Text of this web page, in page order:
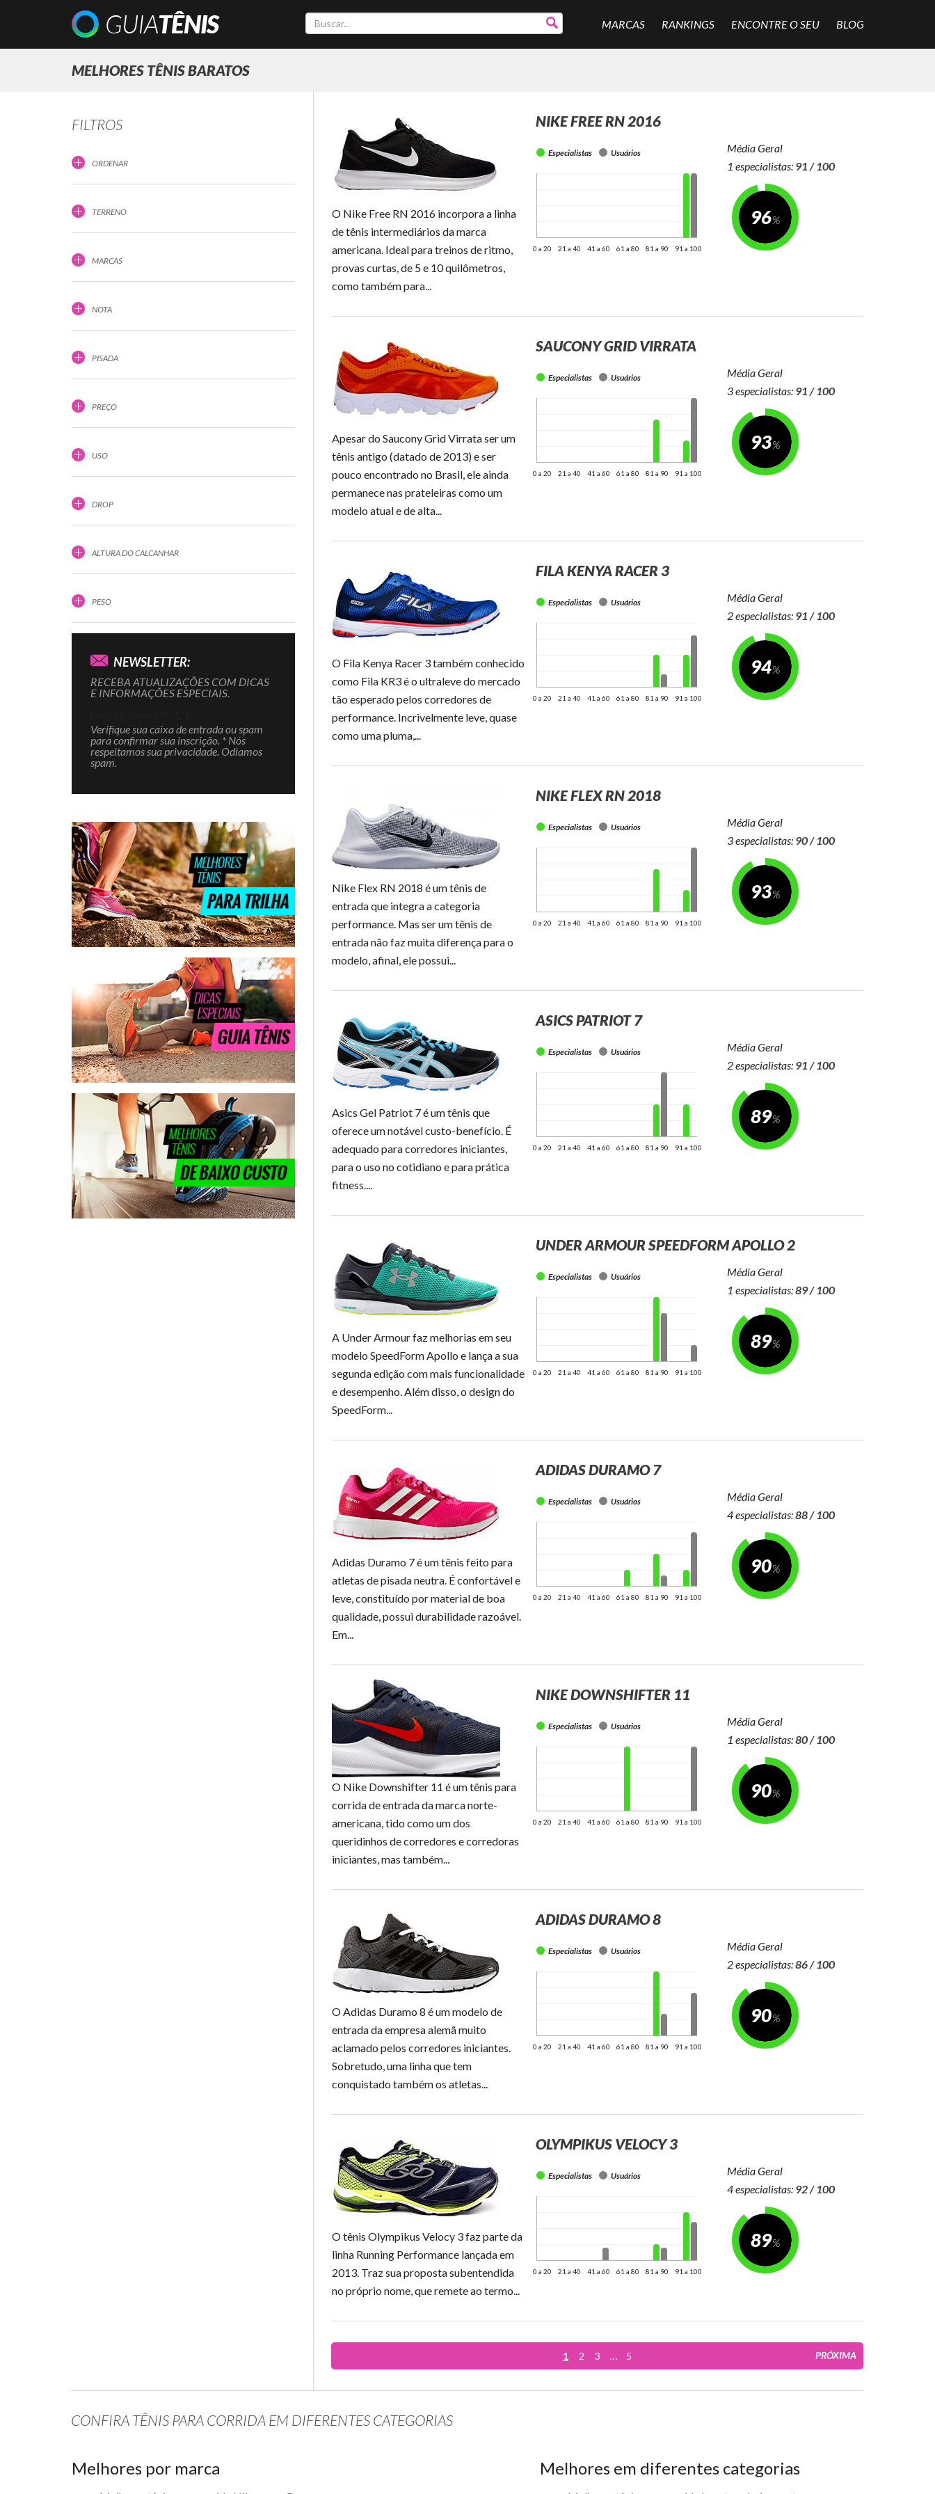
MARCAS RANKINGS ENCONTRE O SEU BLOG
MELHORES TÊNIS BARATOS
FILTROS
ORDENAR
TERRENO
MARCAS
NOTA
PISADA
PREÇO
USO
DROP
ALTURA DO CALCANHAR
PESO
NEWSLETTER:
RECEBA ATUALIZAÇÕES COM DICAS
E INFORMAÇÕES ESPECIAIS.
Verifique sua caixa de entrada ou spam
para confirmar sua inscrição. * Nós
respeitamos sua privacidade. Odiamos
spam.
O Nike Free RN 2016 incorpora a linha
de tênis intermediários da marca
americana. Ideal para treinos de ritmo,
provas curtas, de 5 e 10 quilômetros,
como também para...
NIKE FREE RN 2016
Especialistas Usuários
0 a 20 21 a 40 41 a 60 61 a 80 81 a 90 91 a 100
Média Geral
1 especialistas: 91 / 100
96
Apesar do Saucony Grid Virrata ser um
tênis antigo (datado de 2013) e ser
pouco encontrado no Brasil, ele ainda
permanece nas prateleiras como um
modelo atual e de alta...
SAUCONY GRID VIRRATA
Especialistas Usuários
0 a 20 21 a 40 41 a 60 61 a 80 81 a 90 91 a 100
Média Geral
3 especialistas: 91 / 100
93
O Fila Kenya Racer 3 também conhecido
como Fila KR3 é o ultraleve do mercado
tão esperado pelos corredores de
performance. Incrivelmente leve, quase
como uma pluma,...
FILA KENYA RACER 3
Especialistas Usuários
0 a 20 21 a 40 41 a 60 61 a 80 81 a 90 91 a 100
Média Geral
2 especialistas: 91 / 100
94
Nike Flex RN 2018 é um tênis de
entrada que integra a categoria
performance. Mas ser um tênis de
entrada não faz muita diferença para o
modelo, afinal, ele possui...
NIKE FLEX RN 2018
Especialistas Usuários
0 a 20 21 a 40 41 a 60 61 a 80 81 a 90 91 a 100
Média Geral
3 especialistas: 90 / 100
93
Asics Gel Patriot 7 é um tênis que
oferece um notável custo-benefício. É
adequado para corredores iniciantes,
para o uso no cotidiano e para prática
fitness....
ASICS PATRIOT 7
Especialistas Usuários
0 a 20 21 a 40 41 a 60 61 a 80 81 a 90 91 a 100
Média Geral
2 especialistas: 91 / 100
89
A Under Armour faz melhorias em seu
modelo SpeedForm Apollo e lança a sua
segunda edição com mais funcionalidade
e desempenho. Além disso, o design do
SpeedForm...
UNDER ARMOUR SPEEDFORM APOLLO 2
Especialistas Usuários
0 a 20 21 a 40 41 a 60 61 a 80 81 a 90 91 a 100
Média Geral
1 especialistas:89 / 100
89
Adidas Duramo 7 é um tênis feito para
atletas de pisada neutra. É confortável e
leve, constituído por material de boa
qualidade, possui durabilidade razoável.
Em...
ADIDAS DURAMO 7
Especialistas Usuários
0 a 20 21 a 40 41 a 60 61 a 80 81 a 90 91 a 100
Média Geral
4 especialistas:88 / 100
90
O Nike Downshifter 11 é um tênis para
corrida de entrada da marca norte-
americana, tido como um dos
queridinhos de corredores e corredoras
iniciantes, mas também...
NIKE DOWNSHIFTER 11
Especialistas Usuários
0 a 20 21 a 40 41 a 60 61 a 80 81 a 90 91 a 100
Média Geral
1 especialistas:80 / 100
90
O Adidas Duramo 8 é um modelo de
entrada da empresa alemã muito
aclamado pelos corredores iniciantes.
Sobretudo, uma linha que tem
conquistado também os atletas...
ADIDAS DURAMO 8
Especialistas Usuários
0 a 20 21 a 40 41 a 60 61 a 80 81 a 90 91 a 100
Média Geral
2 especialistas:86 / 100
90
O tênis Olympikus Velocy 3 faz parte da
linha Running Performance lançada em
2013. Traz sua proposta subentendida
no próprio nome, que remete ao termo...
OLYMPIKUS VELOCY 3
Especialistas Usuários
0 a 20 21 a 40 41 a 60 61 a 80 81 a 90 91 a 100
Média Geral
4 especialistas: 92 / 100
89
1 2 3 … 5 PRÓXIMA
CONFIRA TÊNIS PARA CORRIDA EM DIFERENTES CATEGORIAS
Melhores por marca Melhores em diferentes categorias